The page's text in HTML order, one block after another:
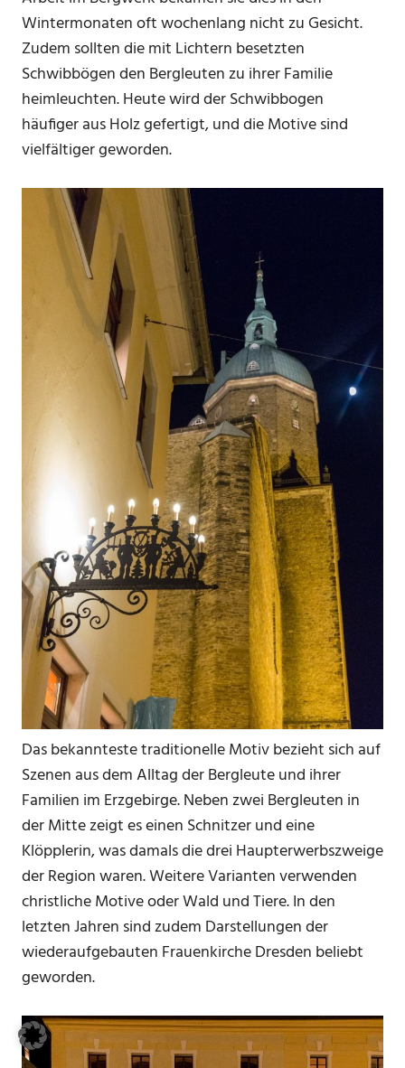
Wintermonaten oft wochenlang nicht zu Gesicht.
Zudem sollten die mit Lichtern besetzten
Schwibbögen den Bergleuten zu ihrer Familie
heimleuchten. Heute wird der Schwibbogen
häufiger aus Holz gefertigt, und die Motive sind
vielfältiger geworden.
Das bekannteste traditionelle Motiv bezieht sich auf
Szenen aus dem Alltag der Bergleute und ihrer
Familien im Erzgebirge. Neben zwei Bergleuten in
der Mitte zeigt es einen Schnitzer und eine
Klöpplerin, was damals die drei Haupterwerbszweige
der Region waren. Weitere Varianten verwenden
christliche Motive oder Wald und Tiere. In den
letzten Jahren sind zudem Darstellungen der
wiederaufgebauten Frauenkirche Dresden beliebt
geworden.